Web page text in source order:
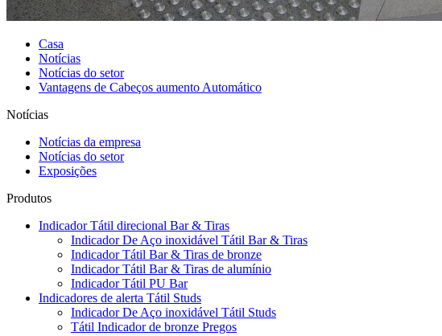
Casa
Notícias
Notícias do setor
Vantagens de Cabeços aumento Automático
Notícias
Notícias da empresa
Notícias do setor
Exposições
Produtos
Indicador Tátil direcional Bar & Tiras
Indicador De Aço inoxidável Tátil Bar & Tiras
Indicador Tátil Bar & Tiras de bronze
Indicador Tátil Bar & Tiras de alumínio
Indicador Tátil PU Bar
Indicadores de alerta Tátil Studs
Indicador De Aço inoxidável Tátil Studs
Tátil Indicador de bronze Pregos